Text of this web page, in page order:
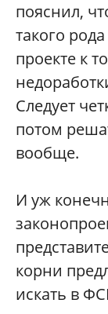
пояснил,
такого
проекте к
Следует
потом
вообще.
И уж
корни
искать в